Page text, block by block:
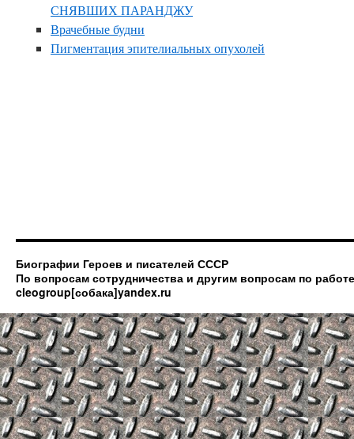
СНЯВШИХ ПАРАНДЖУ
Врачебные будни
Пигментация эпителиальных опухолей
Биографии Героев и писателей СССР
По вопросам сотрудничества и другим вопросам по
cleogroup[собака]yandex.ru